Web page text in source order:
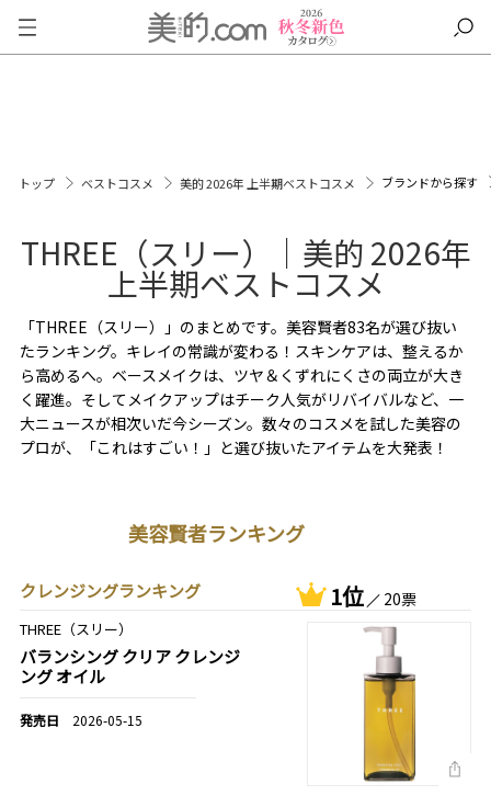
トップ ベストコスメ 美的 2026年 上半期ベストコスメ ブランドから探す
THREE（スリー）｜美的 2026年
上半期ベストコスメ
「THREE（スリー）」のまとめです。美容賢者83名が選び抜い
たランキング。キレイの常識が変わる！スキンケアは、整えるか
ら高めるへ。ベースメイクは、ツヤ＆くずれにくさの両立が大き
く躍進。そしてメイクアップはチーク人気がリバイバルなど、一
大ニュースが相次いだ今シーズン。数々のコスメを試した美容の
プロが、「これはすごい！」と選び抜いたアイテムを大発表！
美容賢者ランキング
クレンジングランキング 1位 20票
THREE（スリー）
バランシング クリア クレンジ
ング オイル
2026-05-15